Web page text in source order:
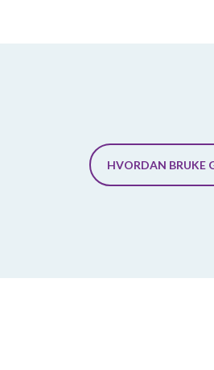
HVORDAN BRUKE